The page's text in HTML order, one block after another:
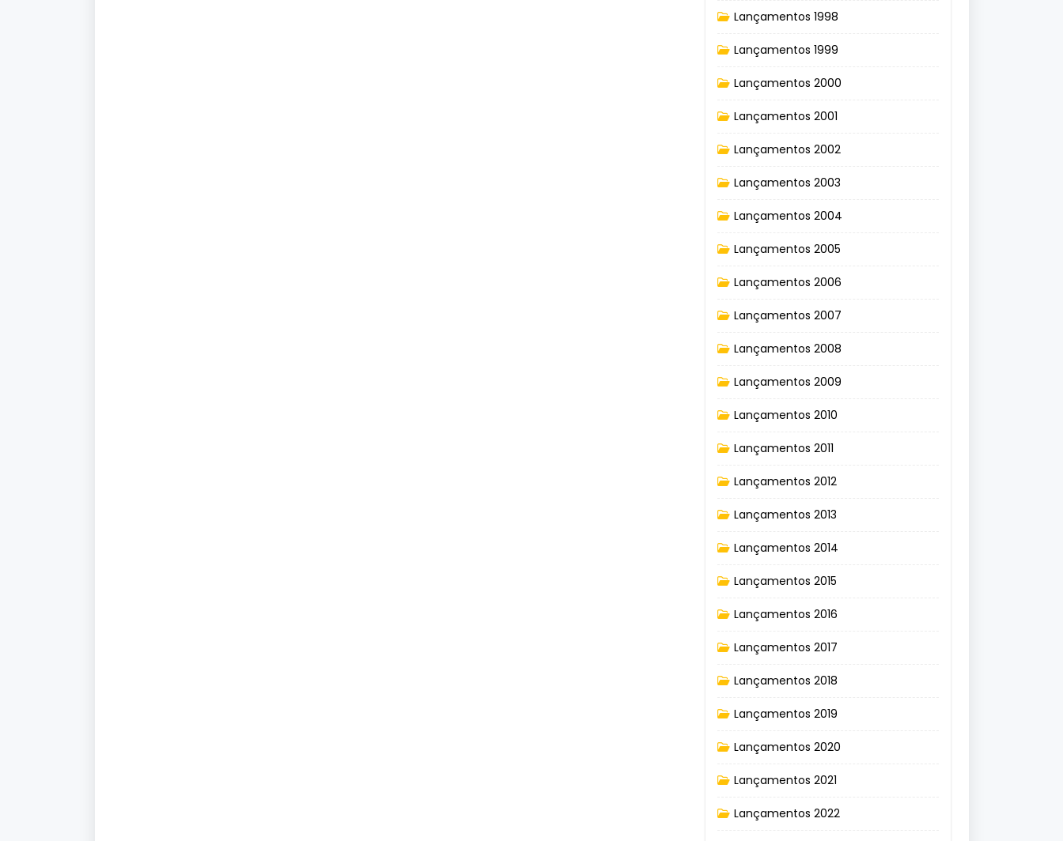
Lançamentos 1998
Lançamentos 1999
Lançamentos 2000
Lançamentos 2001
Lançamentos 2002
Lançamentos 2003
Lançamentos 2004
Lançamentos 2005
Lançamentos 2006
Lançamentos 2007
Lançamentos 2008
Lançamentos 2009
Lançamentos 2010
Lançamentos 2011
Lançamentos 2012
Lançamentos 2013
Lançamentos 2014
Lançamentos 2015
Lançamentos 2016
Lançamentos 2017
Lançamentos 2018
Lançamentos 2019
Lançamentos 2020
Lançamentos 2021
Lançamentos 2022